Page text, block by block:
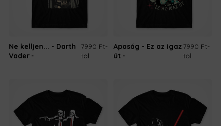
Ne kelljen... - Darth
Vader
7990 Ft-
tól
Apaság - Ez az igaz
út
7990 Ft-
tól